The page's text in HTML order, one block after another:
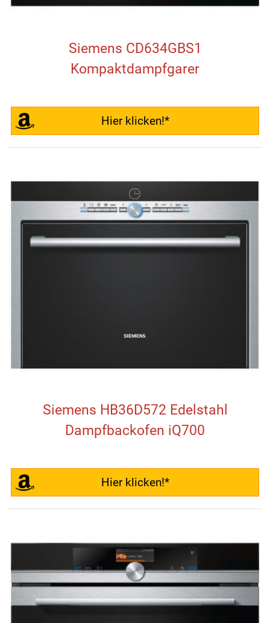
Siemens CD634GBS1
Kompaktdampfgarer
Hier klicken!*
Siemens HB36D572 Edelstahl
Dampfbackofen iQ700
Hier klicken!*